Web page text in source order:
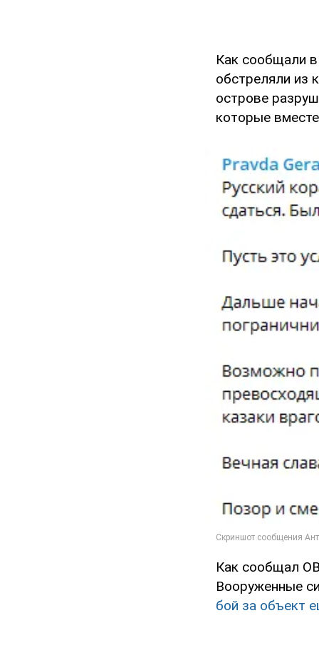
Как сообщали
обстреляли из
острове
которые
Как сообщал
Вооруженные
бой за объект